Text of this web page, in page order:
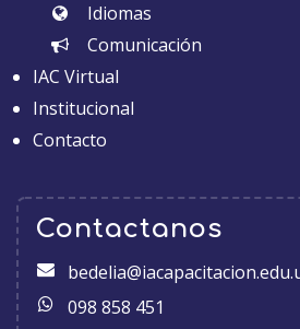
Idiomas
Comunicación
IAC Virtual
Institucional
Contacto
Contactanos
098 858 451